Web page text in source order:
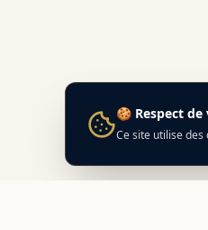
🍪 Respect
Ce site utilise